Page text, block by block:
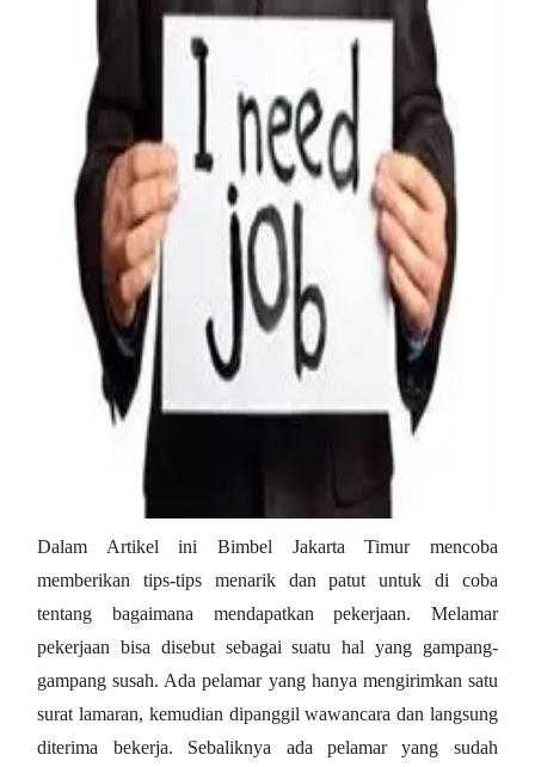
Dalam Artikel ini Bimbel Jakarta Timur mencoba
memberikan tips-tips menarik dan patut untuk di coba
tentang bagaimana mendapatkan pekerjaan. Melamar
pekerjaan bisa disebut sebagai suatu hal yang gampang-
gampang susah. Ada pelamar yang hanya mengirimkan satu
surat lamaran, kemudian dipanggil wawancara dan langsung
diterima bekerja. Sebaliknya ada pelamar yang sudah